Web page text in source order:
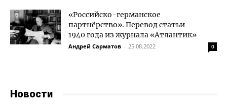
«Российско-германское
партнёрство». Перевод статьи
1940 года из журнала «Атлантик»
Андрей Сарматов - 25.08.2022 0
Новости